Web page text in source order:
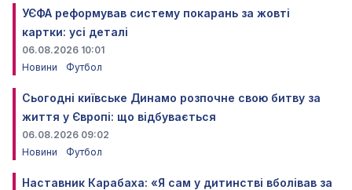
УЄФА реформував систему покарань за жовті
картки: усі деталі
06.08.2026 10:01
Новини
Футбол
Сьогодні київське Динамо розпочне свою битву за
життя у Європі: що відбувається
06.08.2026 09:02
Новини
Футбол
Наставник Карабаха: «Я сам у дитинстві вболівав за